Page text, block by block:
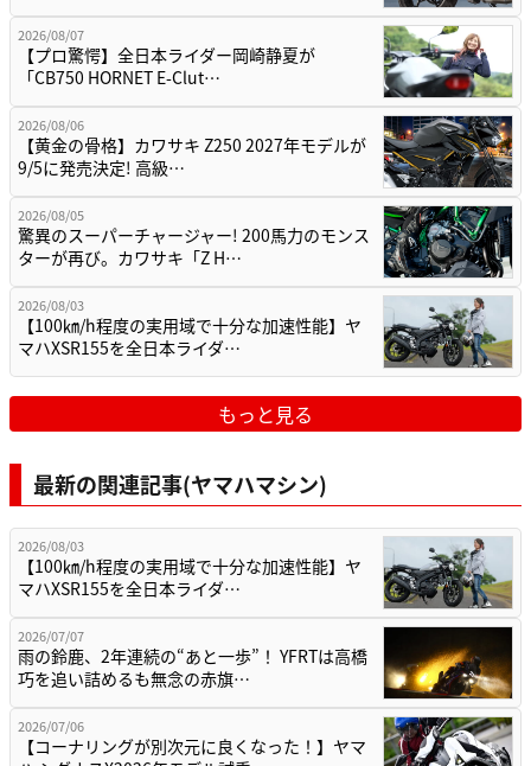
2026/08/07
【プロ驚愕】全日本ライダー岡崎静夏が
「CB750 HORNET E-Clut…
2026/08/06
【黄金の骨格】カワサキ Z250 2027年モデルが
9/5に発売決定! 高級…
2026/08/05
驚異のスーパーチャージャー! 200馬力のモンス
ターが再び。カワサキ「Z H…
2026/08/03
【100㎞/h程度の実用域で十分な加速性能】ヤ
マハXSR155を全日本ライダ…
もっと見る
最新の関連記事(ヤマハマシン)
2026/08/03
【100㎞/h程度の実用域で十分な加速性能】ヤ
マハXSR155を全日本ライダ…
2026/07/07
雨の鈴鹿、2年連続の“あと一歩”！ YFRTは高橋
巧を追い詰めるも無念の赤旗…
2026/07/06
【コーナリングが別次元に良くなった！】ヤマ